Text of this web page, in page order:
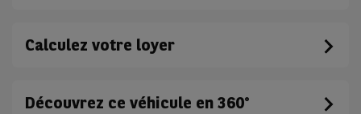
Calculez votre loyer
Découvrez ce véhicule en 360°